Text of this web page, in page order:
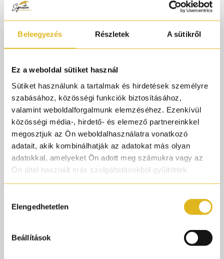
Beleegyezés Részletek A sütikről
Ez a weboldal sütiket használ
Sütiket használunk a tartalmak és hirdetések személyre
szabásához, közösségi funkciók biztosításához,
valamint weboldalforgalmunk elemzéséhez. Ezenkívül
közösségi média-, hirdető- és elemező partnereinkkel
megosztjuk az Ön weboldalhasználatra vonatkozó
adatait, akik kombinálhatják az adatokat más olyan
adatokkal, amelyeket Ön adott meg számukra vagy az
Ön által használt más szolgáltatásokból gyűjtöttek.
kiválasztása
Elengedhetetlen
Beállítások
@parfumorult
Xerjoff Apollonia
#xerjoff
#parfüm
#
#apollonia
#l
#luxusparfümn
#nicheparfümn
#nőiparfümp
#parfumc
#fragancep